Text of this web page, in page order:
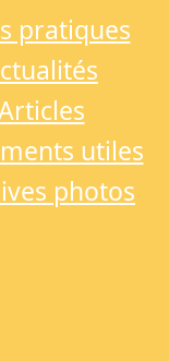
pratiques
utiles
photos